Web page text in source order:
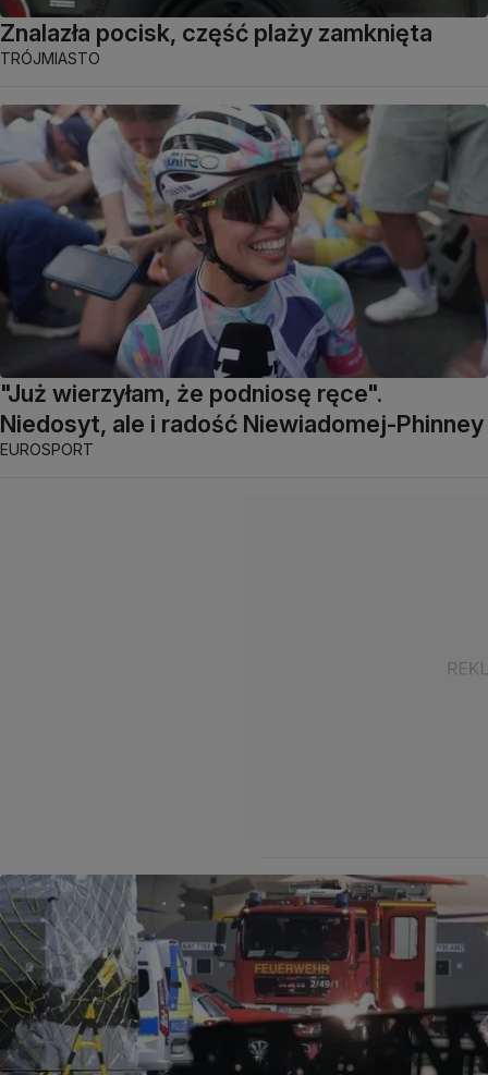
Znalazła pocisk, część plaży zamknięta
TRÓJMIASTO
"Już wierzyłam, że podniosę ręce".
Niedosyt, ale i radość Niewiadomej-Phinney
EUROSPORT